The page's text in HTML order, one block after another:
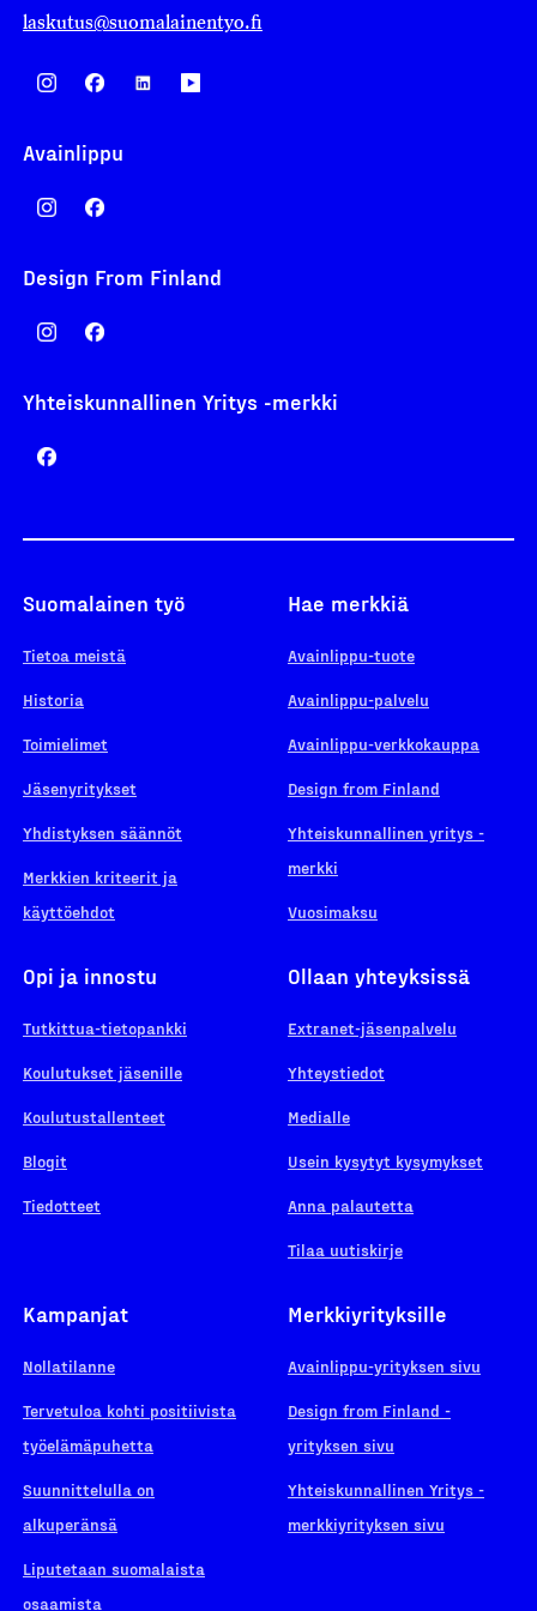
laskutus@suomalainentyo.fi
Avainlippu
Design From Finland
Yhteiskunnallinen Yritys -merkki
Suomalainen työ
Tietoa meistä
Historia
Toimielimet
Jäsenyritykset
Yhdistyksen säännöt
Merkkien kriteerit ja
käyttöehdot
Hae merkkiä
Avainlippu-tuote
Avainlippu-palvelu
Avainlippu-verkkokauppa
Design from Finland
Yhteiskunnallinen yritys -
merkki
Vuosimaksu
Opi ja innostu
Tutkittua-tietopankki
Koulutukset jäsenille
Koulutustallenteet
Blogit
Tiedotteet
Ollaan yhteyksissä
Extranet-jäsenpalvelu
Yhteystiedot
Medialle
Usein kysytyt kysymykset
Anna palautetta
Tilaa uutiskirje
Kampanjat
Nollatilanne
Tervetuloa kohti positiivista
työelämäpuhetta
Suunnittelulla on
alkuperänsä
Liputetaan suomalaista
osaamista
Merkkiyrityksille
Avainlippu-yrityksen sivu
Design from Finland -
yrityksen sivu
Yhteiskunnallinen Yritys -
merkkiyrityksen sivu